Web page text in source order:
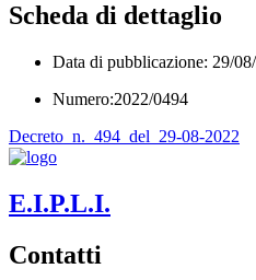
Scheda di dettaglio
Data di pubblicazione: 29/
Numero:2022/0494
Decreto_n._494_del_29-08-2022
E.I.P.L.I.
Contatti